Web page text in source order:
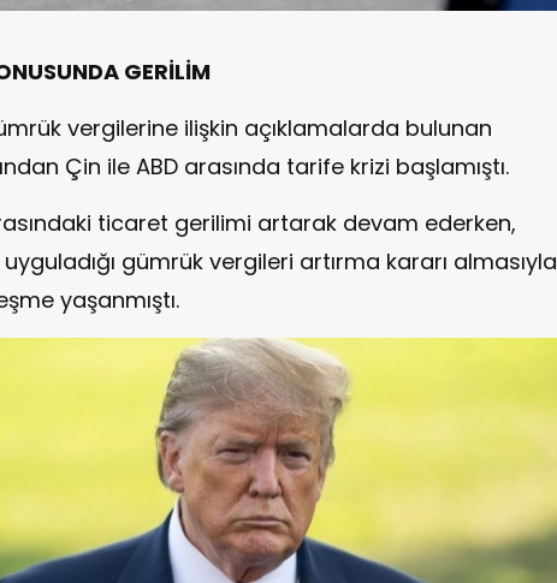
GERİLİM
vergilerine ilişkin açıklamalarda bulunan
Çin ile ABD arasında tarife krizi başlamıştı.
ticaret gerilimi artarak devam ederken,
gümrük vergileri artırma kararı almasıyla
yaşanmıştı.